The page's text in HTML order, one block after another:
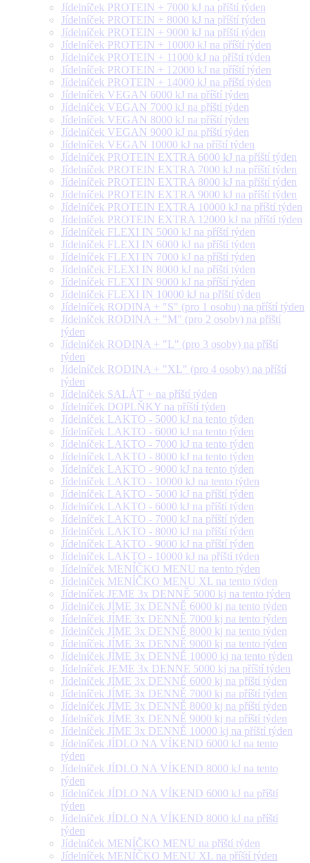
Jídelníček PROTEIN + 7000 kJ na příští týden
Jídelníček PROTEIN + 8000 kJ na příští týden
Jídelníček PROTEIN + 9000 kJ na příští týden
Jídelníček PROTEIN + 10000 kJ na příští týden
Jídelníček PROTEIN + 11000 kJ na příští týden
Jídelníček PROTEIN + 12000 kJ na příští týden
Jídelníček PROTEIN + 14000 kJ na příští týden
Jídelníček VEGAN 6000 kJ na příští týden
Jídelníček VEGAN 7000 kJ na příští týden
Jídelníček VEGAN 8000 kJ na příští týden
Jídelníček VEGAN 9000 kJ na příští týden
Jídelníček VEGAN 10000 kJ na příští týden
Jídelníček PROTEIN EXTRA 6000 kJ na příští týden
Jídelníček PROTEIN EXTRA 7000 kJ na příští týden
Jídelníček PROTEIN EXTRA 8000 kJ na příští týden
Jídelníček PROTEIN EXTRA 9000 kJ na příští týden
Jídelníček PROTEIN EXTRA 10000 kJ na příští týden
Jídelníček PROTEIN EXTRA 12000 kJ na příští týden
Jídelníček FLEXI IN 5000 kJ na příští týden
Jídelníček FLEXI IN 6000 kJ na příští týden
Jídelníček FLEXI IN 7000 kJ na příští týden
Jídelníček FLEXI IN 8000 kJ na příští týden
Jídelníček FLEXI IN 9000 kJ na příští týden
Jídelníček FLEXI IN 10000 kJ na příští týden
Jídelníček RODINA + "S" (pro 1 osobu) na příští týden
Jídelníček RODINA + "M" (pro 2 osoby) na příští
týden
Jídelníček RODINA + "L" (pro 3 osoby) na příští
týden
Jídelníček RODINA + "XL" (pro 4 osoby) na příští
týden
Jídelníček SALÁT + na příští týden
Jídelníček DOPLŇKY na příští týden
Jídelníček LAKTO - 5000 kJ na tento týden
Jídelníček LAKTO - 6000 kJ na tento týden
Jídelníček LAKTO - 7000 kJ na tento týden
Jídelníček LAKTO - 8000 kJ na tento týden
Jídelníček LAKTO - 9000 kJ na tento týden
Jídelníček LAKTO - 10000 kJ na tento týden
Jídelníček LAKTO - 5000 kJ na příští týden
Jídelníček LAKTO - 6000 kJ na příští týden
Jídelníček LAKTO - 7000 kJ na příští týden
Jídelníček LAKTO - 8000 kJ na příští týden
Jídelníček LAKTO - 9000 kJ na příští týden
Jídelníček LAKTO - 10000 kJ na příští týden
Jídelníček MENÍČKO MENU na tento týden
Jídelníček MENÍČKO MENU XL na tento týden
Jídelníček JEME 3x DENNĚ 5000 kj na tento týden
Jídelníček JÍME 3x DENNĚ 6000 kj na tento týden
Jídelníček JÍME 3x DENNĚ 7000 kj na tento týden
Jídelníček JÍME 3x DENNĚ 8000 kj na tento týden
Jídelníček JÍME 3x DENNĚ 9000 kj na tento týden
Jídelníček JÍME 3x DENNĚ 10000 kj na tento týden
Jídelníček JEME 3x DENNE 5000 kj na příští týden
Jídelníček JÍME 3x DENNĚ 6000 kj na příští týden
Jídelníček JÍME 3x DENNĚ 7000 kj na příští týden
Jídelníček JÍME 3x DENNĚ 8000 kj na příští týden
Jídelníček JÍME 3x DENNĚ 9000 kj na příští týden
Jídelníček JÍME 3x DENNĚ 10000 kj na příští týden
Jídelníček JÍDLO NA VÍKEND 6000 kJ na tento
týden
Jídelníček JÍDLO NA VÍKEND 8000 kJ na tento
týden
Jídelníček JÍDLO NA VÍKEND 6000 kJ na příští
týden
Jídelníček JÍDLO NA VÍKEND 8000 kJ na příští
týden
Jídelníček MENÍČKO MENU na příští týden
Jídelníček MENÍČKO MENU XL na příští týden